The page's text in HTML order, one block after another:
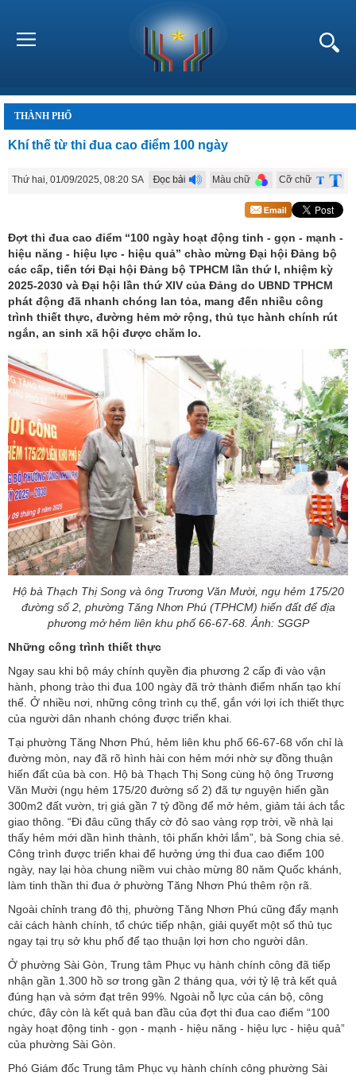
THÀNH PHỐ
Khí thế từ thi đua cao điểm 100 ngày
Thứ hai, 01/09/2025, 08:20 SA Cỡ chữ
Màu chữ
Đợt thi đua cao điểm “100 ngày hoạt động tinh - gọn - mạnh -
hiệu năng - hiệu lực - hiệu quả” chào mừng Đại hội Đảng bộ
các cấp, tiến tới Đại hội Đảng bộ TPHCM lần thứ I, nhiệm kỳ
2025-2030 và Đại hội lần thứ XIV của Đảng do UBND TPHCM
phát động đã nhanh chóng lan tỏa, mang đến nhiều công
trình thiết thực, đường hẻm mở rộng, thủ tục hành chính rút
ngắn, an sinh xã hội được chăm lo.
Hộ bà Thạch Thị Song và ông Trương Văn Mười, ngụ hẻm 175/20
đường số 2, phường Tăng Nhơn Phú (TPHCM) hiến đất để địa
phương mở hẻm liên khu phố 66-67-68. Ảnh: SGGP
Những công trình thiết thực
Ngay sau khi bộ máy chính quyền địa phương 2 cấp đi vào vận
hành, phong trào thi đua 100 ngày đã trở thành điểm nhấn tạo khí
thế. Ở nhiều nơi, những công trình cụ thể, gắn với lợi ích thiết thực
của người dân nhanh chóng được triển khai.
Tại phường Tăng Nhơn Phú, hẻm liên khu phố 66-67-68 vốn chỉ là
đường mòn, nay đã rõ hình hài con hẻm mới nhờ sự đồng thuận
hiến đất của bà con. Hộ bà Thạch Thị Song cùng hộ ông Trương
Văn Mười (ngụ hẻm 175/20 đường số 2) đã tự nguyện hiến gần
300m2 đất vườn, trị giá gần 7 tỷ đồng để mở hẻm, giảm tải ách tắc
giao thông. “Đi đâu cũng thấy cờ đỏ sao vàng rợp trời, về nhà lại
thấy hẻm mới dần hình thành, tôi phấn khởi lắm”, bà Song chia sẻ.
Công trình được triển khai để hưởng ứng thi đua cao điểm 100
ngày, nay lại hòa chung niềm vui chào mừng 80 năm Quốc khánh,
làm tinh thần thi đua ở phường Tăng Nhơn Phú thêm rộn rã.
Ngoài chỉnh trang đô thị, phường Tăng Nhơn Phú cũng đẩy mạnh
cải cách hành chính, tổ chức tiếp nhận, giải quyết một số thủ tục
ngay tại trụ sở khu phố để tạo thuận lợi hơn cho người dân.
Ở phường Sài Gòn, Trung tâm Phục vụ hành chính công đã tiếp
nhận gần 1.300 hồ sơ trong gần 2 tháng qua, với tỷ lệ trả kết quả
đúng hạn và sớm đạt trên 99%. Ngoài nỗ lực của cán bộ, công
chức, đây còn là kết quả ban đầu của đợt thi đua cao điểm “100
ngày hoạt động tinh - gọn - mạnh - hiệu năng - hiệu lực - hiệu quả”
của phường Sài Gòn.
Phó Giám đốc Trung tâm Phục vụ hành chính công phường Sài